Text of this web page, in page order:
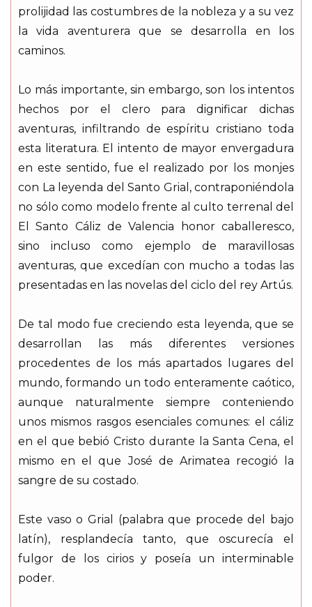
prolijidad las costumbres de la nobleza y a su vez
la vida aventurera que se desarrolla en los
caminos.
Lo más importante, sin embargo, son los intentos
hechos por el clero para dignificar dichas
aventuras, infiltrando de espíritu cristiano toda
esta literatura. El intento de mayor envergadura
en este sentido, fue el realizado por los monjes
con La leyenda del Santo Grial, contraponiéndola
no sólo como modelo frente al culto terrenal del
El Santo Cáliz de Valencia honor caballeresco,
sino incluso como ejemplo de maravillosas
aventuras, que excedían con mucho a todas las
presentadas en las novelas del ciclo del rey Artús.
De tal modo fue creciendo esta leyenda, que se
desarrollan las más diferentes versiones
procedentes de los más apartados lugares del
mundo, formando un todo enteramente caótico,
aunque naturalmente siempre conteniendo
unos mismos rasgos esenciales comunes: el cáliz
en el que bebió Cristo durante la Santa Cena, el
mismo en el que José de Arimatea recogió la
sangre de su costado.
Este vaso o Grial (palabra que procede del bajo
latín), resplandecía tanto, que oscurecía el
fulgor de los cirios y poseía un interminable
poder.